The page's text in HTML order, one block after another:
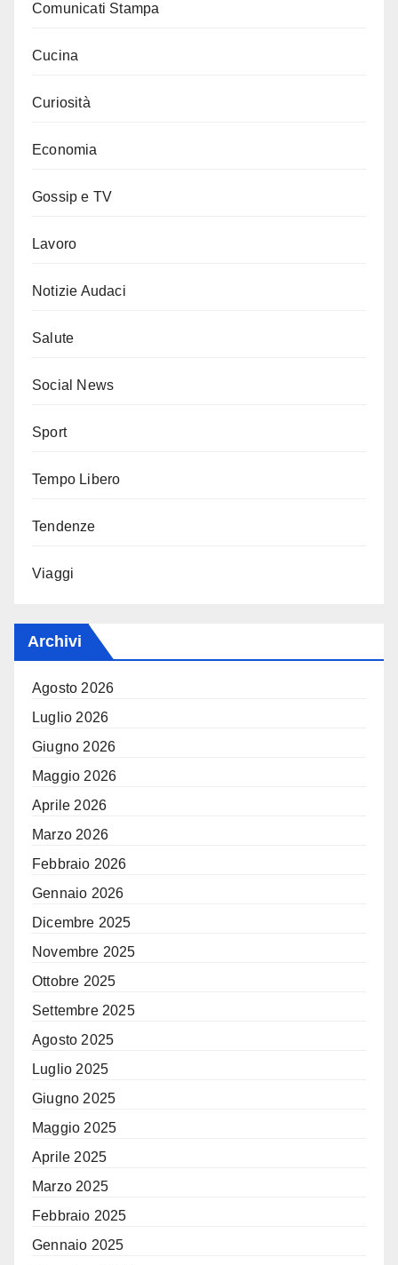
Comunicati Stampa
Cucina
Curiosità
Economia
Gossip e TV
Lavoro
Notizie Audaci
Salute
Social News
Sport
Tempo Libero
Tendenze
Viaggi
Archivi
Agosto 2026
Luglio 2026
Giugno 2026
Maggio 2026
Aprile 2026
Marzo 2026
Febbraio 2026
Gennaio 2026
Dicembre 2025
Novembre 2025
Ottobre 2025
Settembre 2025
Agosto 2025
Luglio 2025
Giugno 2025
Maggio 2025
Aprile 2025
Marzo 2025
Febbraio 2025
Gennaio 2025